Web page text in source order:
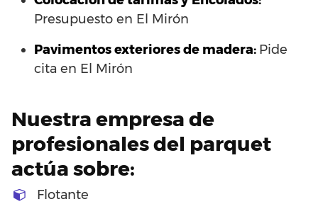
Presupuesto en El Mirón
Pavimentos exteriores de madera: Pide
cita en El Mirón
Nuestra empresa de
profesionales del parquet
actúa sobre:
Flotante